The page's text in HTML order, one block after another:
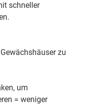
schneller
zu
um
= weniger